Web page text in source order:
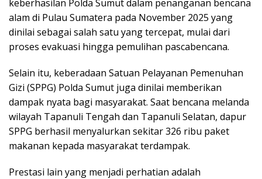
keberhasilan Polda Sumut dalam penanganan bencana
alam di Pulau Sumatera pada November 2025 yang
dinilai sebagai salah satu yang tercepat, mulai dari
proses evakuasi hingga pemulihan pascabencana.
Selain itu, keberadaan Satuan Pelayanan Pemenuhan
Gizi (SPPG) Polda Sumut juga dinilai memberikan
dampak nyata bagi masyarakat. Saat bencana melanda
wilayah Tapanuli Tengah dan Tapanuli Selatan, dapur
SPPG berhasil menyalurkan sekitar 326 ribu paket
makanan kepada masyarakat terdampak.
Prestasi lain yang menjadi perhatian adalah